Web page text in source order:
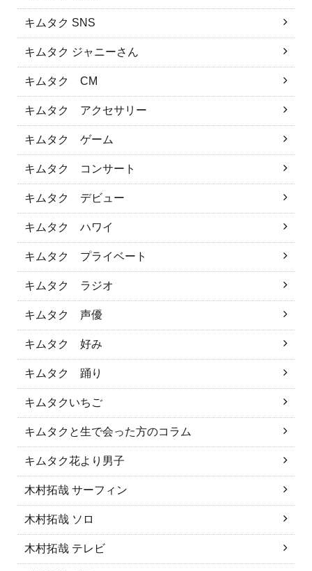
キムタク SNS
キムタク ジャニーさん
キムタク CM
キムタク アクセサリー
キムタク ゲーム
キムタク コンサート
キムタク デビュー
キムタク ハワイ
キムタク プライベート
キムタク ラジオ
キムタク 声優
キムタク 好み
キムタク 踊り
キムタクいちご
キムタクと生で会った方のコラム
キムタク花より男子
木村拓哉 サーフィン
木村拓哉 ソロ
木村拓哉 テレビ